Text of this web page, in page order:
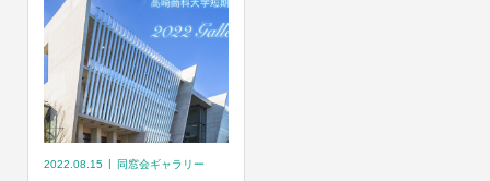
2022.08.15 同窓会ギャラリー